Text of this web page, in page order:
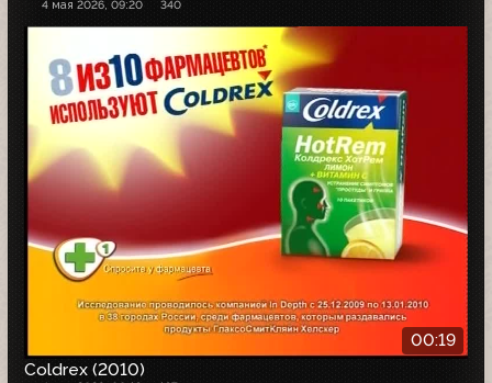
4 мая 2026, 09:20 340
00:19
Coldrex (2010)